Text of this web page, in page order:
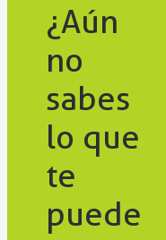
¿Aún
no
sabes
lo que
te
puede